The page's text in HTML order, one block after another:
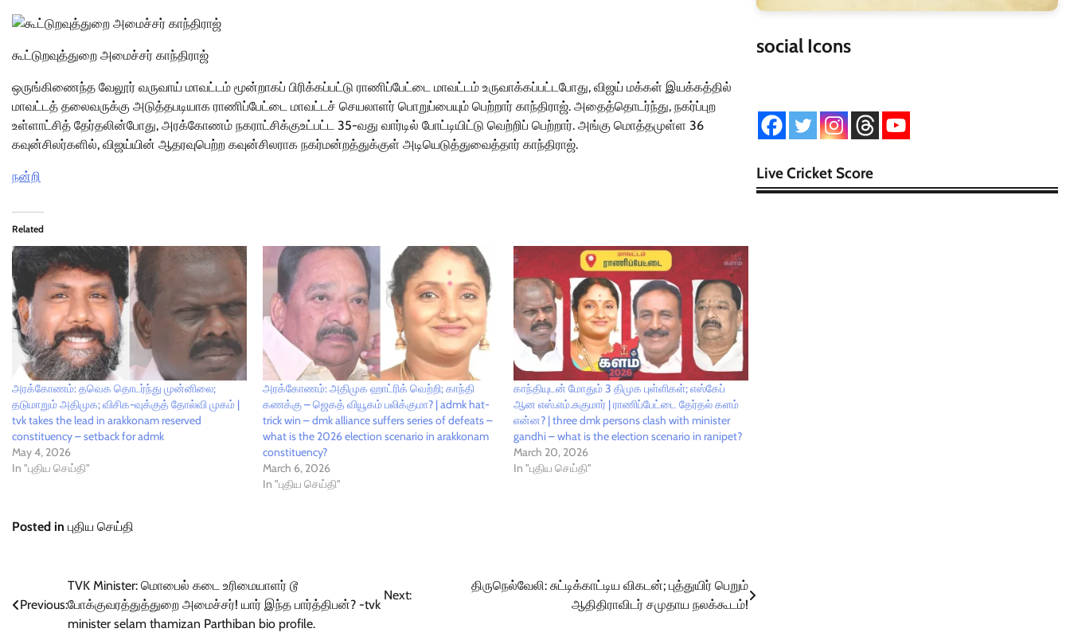
கூட்டுறவுத்துறை அமைச்சர் காந்திராஜ்
ஒருங்கிணைந்த வேலூர் வருவாய் மாவட்டம் மூன்றாகப் பிரிக்கப்பட்டு ராணிப்பேட்டை மாவட்டம் உருவாக்கப்பட்டபோது, விஜய் மக்கள் இயக்கத்தில்
மாவட்டத் தலைவருக்கு அடுத்தபடியாக ராணிப்பேட்டை மாவட்டச் செயலாளர் பொறுப்பையும் பெற்றார் காந்திராஜ். அதைத்தொடர்ந்து, நகர்ப்புற
உள்ளாட்சித் தேர்தலின்போது, அரக்கோணம் நகராட்சிக்குஉட்பட்ட 35-வது வார்டில் போட்டியிட்டு வெற்றிப் பெற்றார். அங்கு மொத்தமுள்ள 36
கவுன்சிலர்களில், விஜய்யின் ஆதரவுபெற்ற கவுன்சிலராக நகர்மன்றத்துக்குள் அடியெடுத்துவைத்தார் காந்திராஜ்.
நன்றி
Related
அரக்கோணம்: தவெக தொடர்ந்து முன்னிலை;
தடுமாறும் அதிமுக; விசிக-வுக்குத் தோல்வி முகம் |
tvk takes the lead in arakkonam reserved
constituency – setback for admk
May 4, 2026
In "புதிய செய்தி"
அரக்கோணம்: அதிமுக ஹாட்ரிக் வெற்றி; காந்தி
கணக்கு – ஜெகத் வியூகம் பலிக்குமா? | admk hat-
trick win – dmk alliance suffers series of defeats –
what is the 2026 election scenario in arakkonam
constituency?
March 6, 2026
In "புதிய செய்தி"
காந்தியுடன் மோதும் 3 திமுக புள்ளிகள்; எஸ்கேப்
ஆன எஸ்.எம்.சுகுமார் | ராணிப்பேட்டை தேர்தல் களம்
என்ன? | three dmk persons clash with minister
gandhi – what is the election scenario in ranipet?
March 20, 2026
In "புதிய செய்தி"
Posted in புதிய செய்தி
navigation
Previous:
TVK Minister: மொபைல் கடை உரிமையாளர் டூ
போக்குவரத்துத்துறை அமைச்சர்! யார் இந்த பார்த்திபன்? -tvk
minister selam thamizan Parthiban bio profile.
Next:
திருநெல்வேலி: சுட்டிக்காட்டிய விகடன்; புத்துயிர் பெறும்
ஆதிதிராவிடர் சமுதாய நலக்கூடம்!
social Icons
Live Cricket Score